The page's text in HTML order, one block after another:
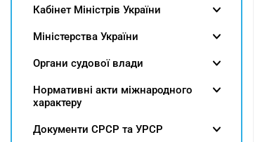
Кабінет Міністрів України
Міністерства України
Органи судової влади
Нормативні акти міжнародного
характеру
Документи СРСР та УРСР